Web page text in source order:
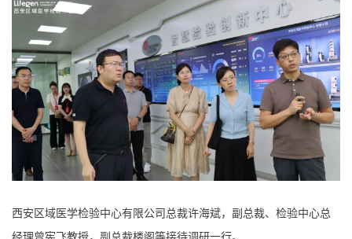
西安区域医学检验中心有限公司总裁许海斌，副总裁、检验中心总